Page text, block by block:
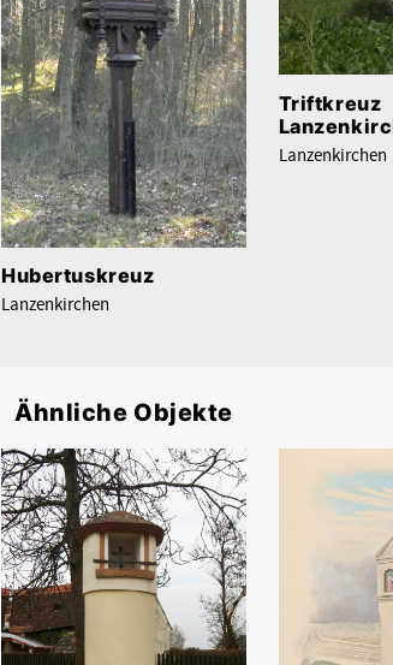
Hubertuskreuz
Lanzenkirchen
Triftkreuz
Lanzenkirchen
Ähnliche Objekte